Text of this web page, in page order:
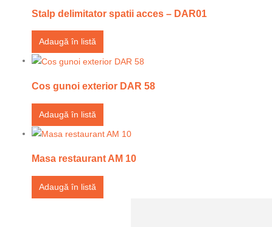
Stalp delimitator spatii acces – DAR01
Adaugă în listă
Cos gunoi exterior DAR 58
Adaugă în listă
Masa restaurant AM 10
Adaugă în listă